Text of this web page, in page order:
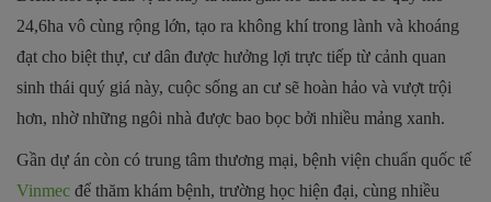
24,6ha vô cùng rộng lớn, tạo ra không khí trong lành và khoáng
đạt cho biệt thự, cư dân được hưởng lợi trực tiếp từ cảnh quan
sinh thái quý giá này, cuộc sống an cư sẽ hoàn hảo và vượt trội
hơn, nhờ những ngôi nhà được bao bọc bởi nhiều mảng xanh.
Gần dự án còn có trung tâm thương mại, bệnh viện chuẩn quốc tế
Vinmec để thăm khám bệnh, trường học hiện đại, cùng nhiều